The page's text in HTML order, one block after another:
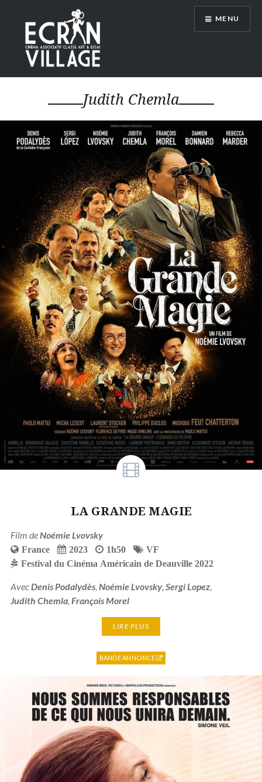
contenu
principal
ÉCRAN VILLAGE
MENU
Judith Chemla
LA GRANDE MAGIE
Film de Noémie Lvovsky
France 2023 1h50
VF
Festival du Cinéma Américain de Deauville 2022
Avec Denis Podalydès, Noémie Lvovsky, Sergi Lopez,
Judith Chemla, François Morel
LIRE PLUS
BANDE ANNONCE